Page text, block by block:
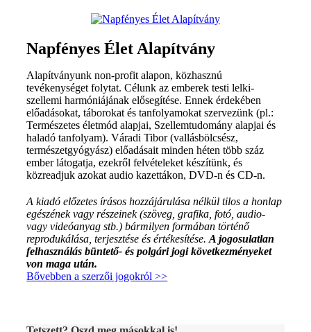
Napfényes Élet Alapítvány
Alapítványunk non-profit alapon, közhasznú
tevékenységet folytat. Célunk az emberek testi lelki-
szellemi harmóniájának elősegítése. Ennek érdekében
előadásokat, táborokat és tanfolyamokat szervezünk (pl.:
Természetes életmód alapjai, Szellemtudomány alapjai és
haladó tanfolyam). Váradi Tibor (vallásbölcsész,
természetgyógyász) előadásait minden héten több száz
ember látogatja, ezekről felvételeket készítünk, és
közreadjuk azokat audio kazettákon, DVD-n és CD-n.
A kiadó előzetes írásos hozzájárulása nélkül tilos a honlap
egészének vagy részeinek (szöveg, grafika, fotó, audio-
vagy videóanyag stb.) bármilyen formában történő
reprodukálása, terjesztése és értékesítése.A jogosulatlan
felhasználás büntető- és polgári jogi következményeket
von maga után.
Bővebben a szerzői jogokról >>